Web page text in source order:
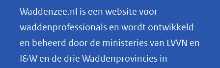
n
o
p
Waddenzee.nl is een website voor
waddenprofessionals en wordt ontwikkeld
en beheerd door de ministeries van LVVN en
I&W en de drie Waddenprovincies in